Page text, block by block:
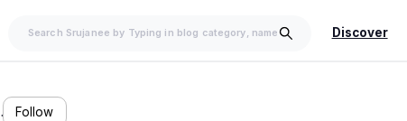
Discover
Follow